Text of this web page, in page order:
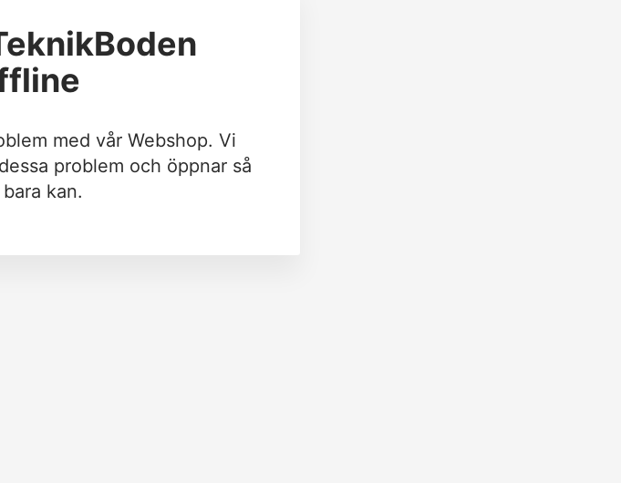
med vår Webshop. Vi
problem och öppnar så
kan.